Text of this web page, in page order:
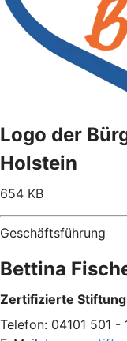
Logo der
Holstein
654 KB
Geschäftsführung
Bettina
Zertifizierte
Telefon: 04101 501 -